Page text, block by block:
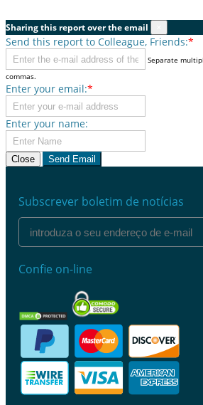
Sharing this report over the email
Send this report to Colleague, Friends:*
Separate
commas.
Enter your email:*
Enter your name:
Close Send Email
Subscrever boletim de notícias
Confie on-line